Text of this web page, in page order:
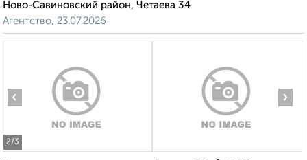
Ново-Савиновский район, Четаева 34
Агентство, 23.07.2026
2/3
‹ ›